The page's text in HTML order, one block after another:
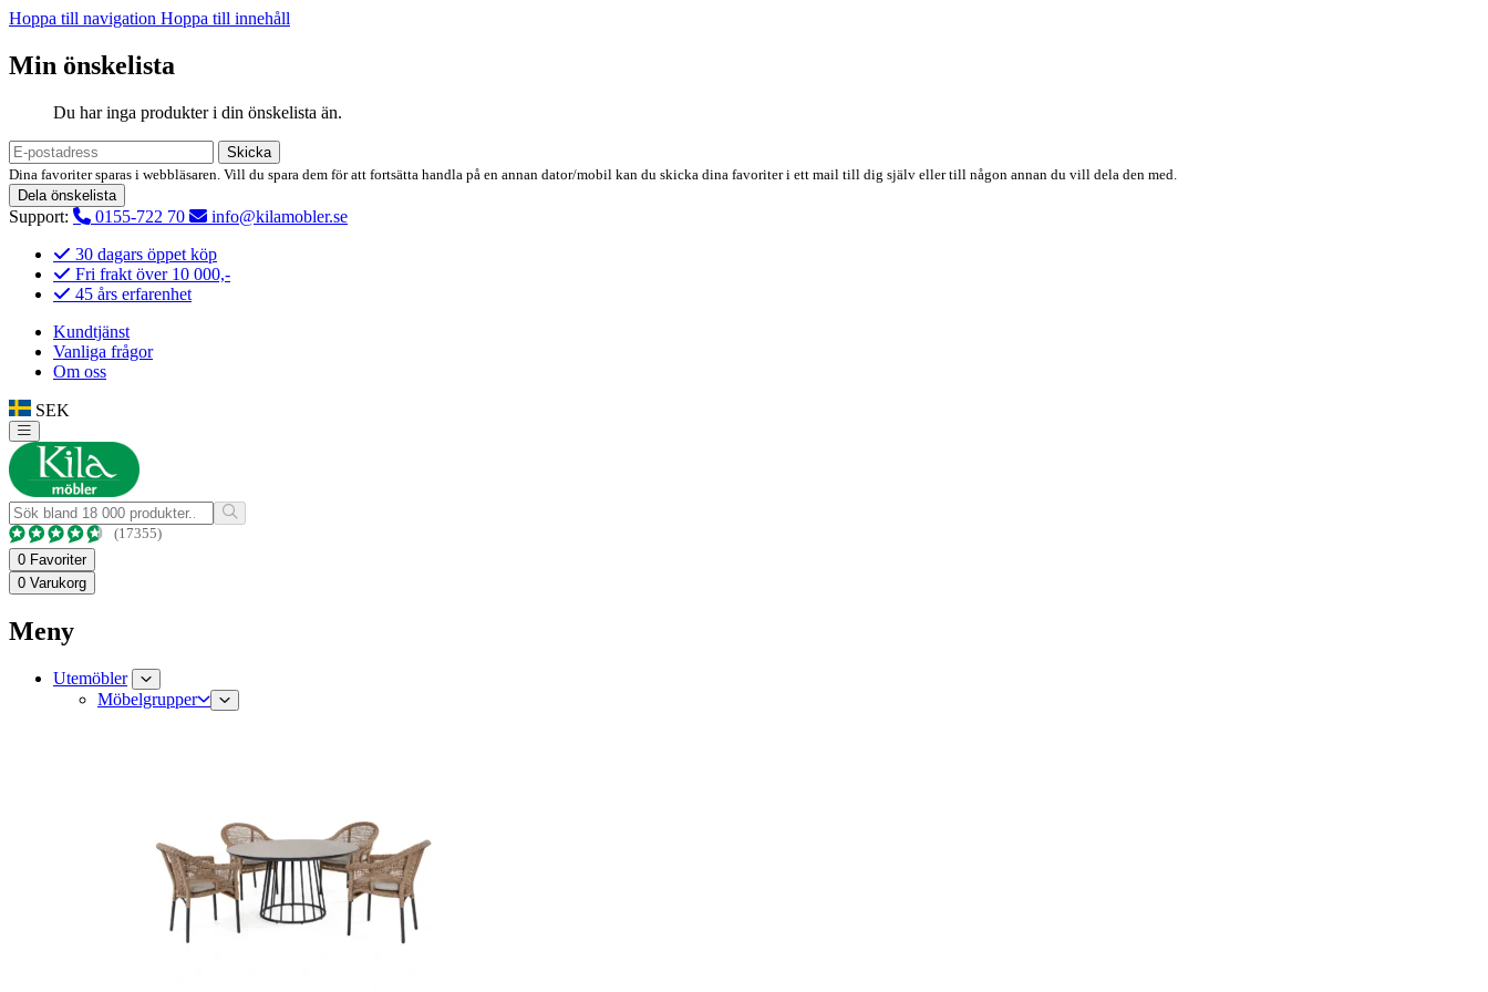
Hoppa till navigation Hoppa till innehåll
Min önskelista
Du har inga produkter i din önskelista än.
Skicka
Dina favoriter sparas i webbläsaren. Vill du spara dem för att fortsätta handla på en annan dator/mobil kan du skicka dina favoriter i ett mail till dig själv eller till någon annan du vill dela den med.
Dela önskelista
Support: 0155-722 70
info@kilamobler.se
30 dagars öppet köp
Fri frakt över 10 000,-
45 års erfarenhet
Kundtjänst
Vanliga frågor
Om oss
SEK
(17355)
0 Favoriter
0 Varukorg
Meny
Utemöbler
Möbelgrupper